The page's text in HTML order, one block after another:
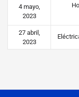
4 mayo,
2023
27 abril,
2023